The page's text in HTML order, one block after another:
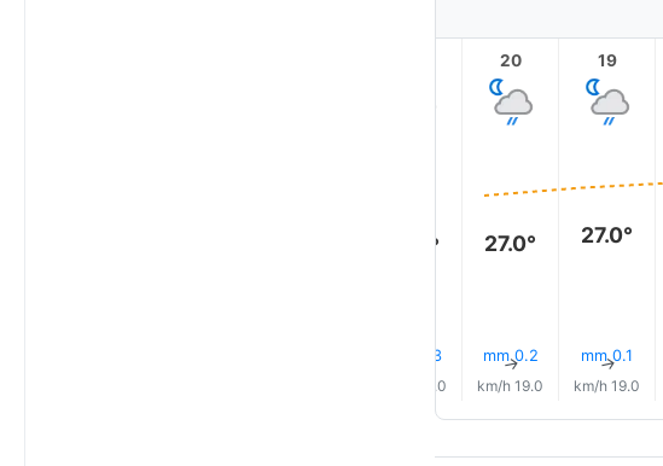
19
27.0°
0.1 mm
↑
19.0 km/h
20
27.0°
0.2 mm
↑
19.0 km/h
27.0°
0.3 mm
19.0 km/h